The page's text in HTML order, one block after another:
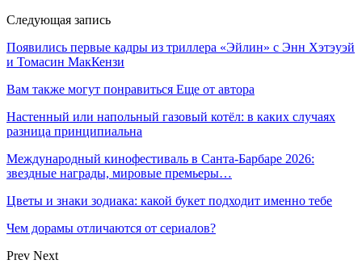
Следующая запись
Появились первые кадры из триллера «Эйлин» с Энн Хэтэуэй
и Томасин МакКензи
Вам также могут понравиться Еще от автора
Настенный или напольный газовый котёл: в каких случаях
разница принципиальна
Международный кинофестиваль в Санта-Барбаре 2026:
звездные награды, мировые премьеры…
Цветы и знаки зодиака: какой букет подходит именно тебе
Чем дорамы отличаются от сериалов?
Prev Next